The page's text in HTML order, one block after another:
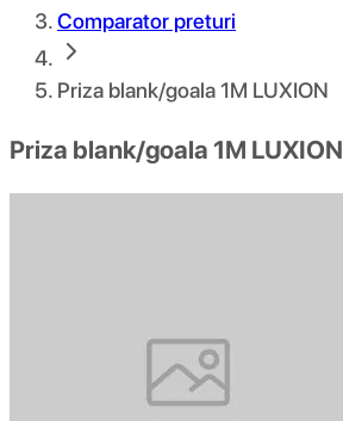
Comparator preturi
Priza blank/goala 1M LUXION
Priza blank/goala 1M LUXION